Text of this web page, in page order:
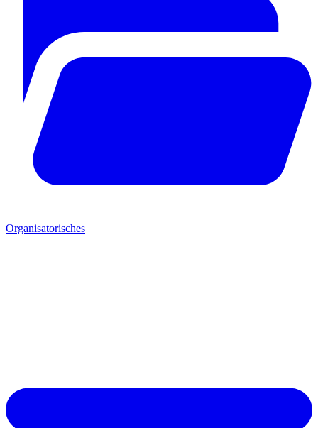
Organisatorisches